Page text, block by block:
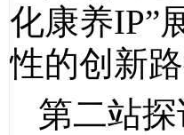
化康养IP”
性的创新路
第二站